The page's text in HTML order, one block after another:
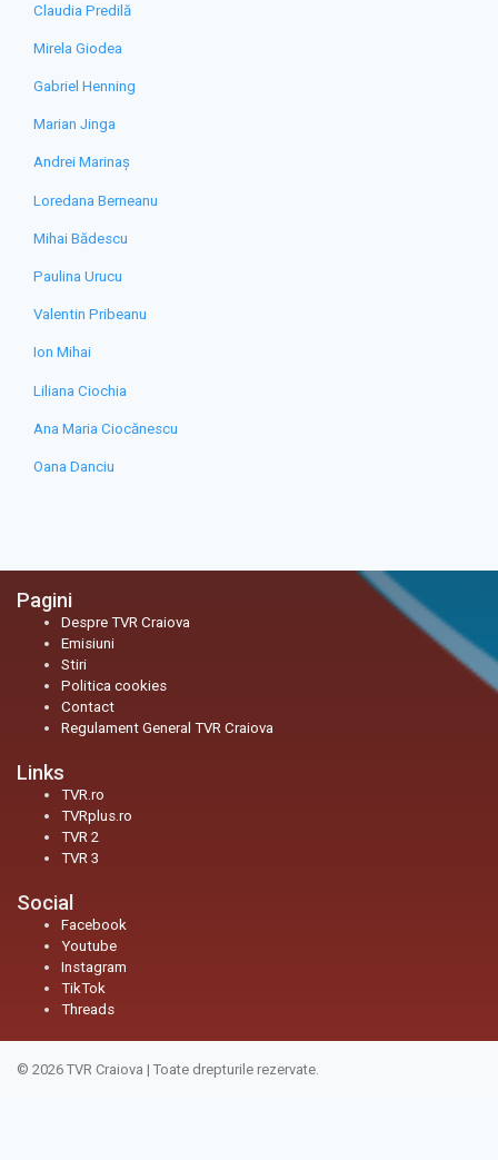
Claudia Predilă
Mirela Giodea
Gabriel Henning
Marian Jinga
Andrei Marinaș
Loredana Berneanu
Mihai Bădescu
Paulina Urucu
Valentin Pribeanu
Ion Mihai
Liliana Ciochia
Ana Maria Ciocănescu
Oana Danciu
Pagini
Despre TVR Craiova
Emisiuni
Stiri
Politica cookies
Contact
Regulament General TVR Craiova
Links
TVR.ro
TVRplus.ro
TVR 2
TVR 3
Social
Facebook
Youtube
Instagram
TikTok
Threads
© 2026 TVR Craiova | Toate drepturile rezervate.